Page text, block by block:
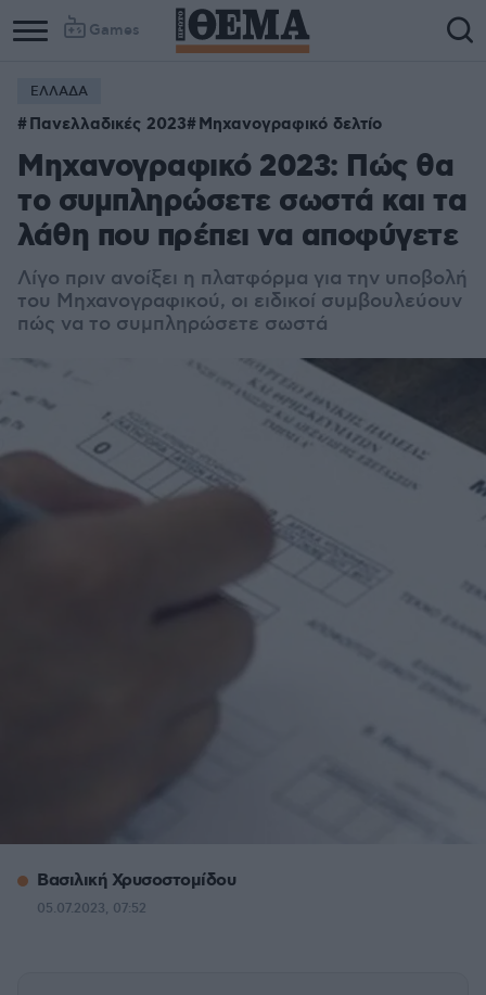
Games
ΕΛΛΑΔΑ
Πανελλαδικές 2023 Μηχανογραφικό δελτίο
Μηχανογραφικό 2023: Πώς θα
το συμπληρώσετε σωστά και τα
λάθη που πρέπει να αποφύγετε
Λίγο πριν ανοίξει η πλατφόρμα για την υποβολή
του Μηχανογραφικού, οι ειδικοί συμβουλεύουν
πώς να το συμπληρώσετε σωστά
Βασιλική Χρυσοστομίδου
05.07.2023, 07:52